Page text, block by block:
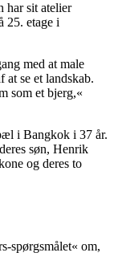
har sit atelier
25. etage i
med at male
at se et landskab.
som et bjerg,«
i Bangkok i 37 år.
søn, Henrik
og deres to
spørgsmålet« om,